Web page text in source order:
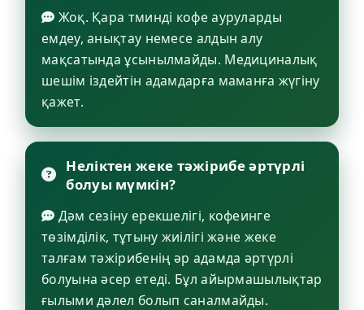
Жоқ. Қара тминді кофе ауруларды
емдеу, анықтау немесе алдын алу
мақсатында ұсынылмайды. Медициналық
шешім іздейтін адамдарға маманға жүгіну
қажет.
Неліктен жеке тәжірибе әртүрлі
болуы мүмкін?
Дәм сезіну ерекшелігі, кофеинге
төзімділік, тұтыну жиілігі және жеке
талғам тәжірибенің әр адамда әртүрлі
болуына әсер етеді. Бұл айырмашылықтар
ғылыми дәлел болып саналмайды.